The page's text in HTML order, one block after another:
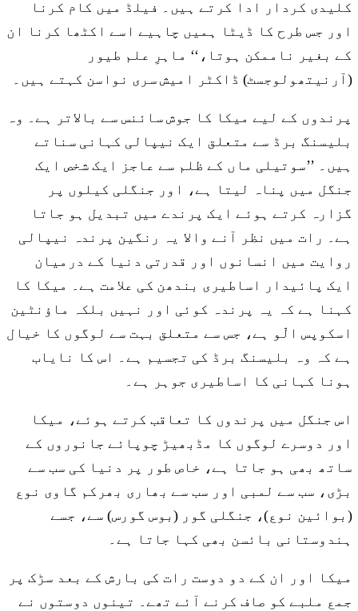
کلیدی کردار ادا کرتے ہیں۔ فیلڈ میں کام کرنا
اور جس طرح کا ڈیٹا ہمیں چاہیے اسے اکٹھا کرنا ان
کے بغیر ناممکن ہوتا،‘‘ ماہرِ علم طیور
(آرنیتھولوجسٹ) ڈاکٹر امیش سری نواسن کہتے ہیں۔
پرندوں کے لیے میکا کا جوش سائنس سے بالاتر ہے۔ وہ
بلیسنگ برڈ سے متعلق ایک نیپالی کہانی سناتے
ہیں۔ ’’سوتیلی ماں کے ظلم سے عاجز ایک شخص ایک
جنگل میں پناہ لیتا ہے، اور جنگلی کیلوں پر
گزارہ کرتے ہوئے ایک پرندے میں تبدیل ہو جاتا
ہے۔ رات میں نظر آنے والا یہ رنگین پرندہ نیپالی
روایت میں انسانوں اور قدرتی دنیا کے درمیان
ایک پائیدار اساطیری بندھن کی علامت ہے۔ میکا کا
کہنا ہے کہ یہ پرندہ کوئی اور نہیں بلکہ ماؤنٹین
اسکوپس الّو ہے، جس سے متعلق بہت سے لوگوں کا خیال
ہے کہ وہ بلیسنگ برڈ کی تجسیم ہے۔ اس کا نایاب
ہونا کہانی کا اساطیری جوہر ہے۔
اس جنگل میں پرندوں کا تعاقب کرتے ہوئے، میکا
اور دوسرے لوگوں کا مڈبھیڑ چوپائے جانوروں کے
ساتھ بھی ہو جاتا ہے، خاص طور پر دنیا کی سب سے
بڑی، سب سے لمبی اور سب سے بھاری بھرکم گاوی نوع
(بوائین نوع)، جنگلی گور (بوس گورس) سے، جسے
ہندوستانی بائسن بھی کہا جاتا ہے۔
میکا اور ان کے دو دوست رات کی بارش کے بعد سڑک پر
جمع ملبے کو صاف کرنے آئے تھے۔ تینوں دوستوں نے